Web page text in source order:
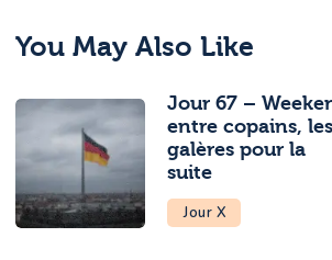
You May Also Like
Jour 67 –
entre copains, les
galères pour la
suite
Jour X